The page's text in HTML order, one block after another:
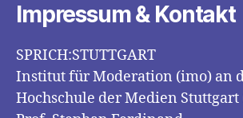
Impressum & Kontakt
SPRICH:STUTTGART
Institut für Moderation (imo) an
Hochschule der Medien Stuttgart